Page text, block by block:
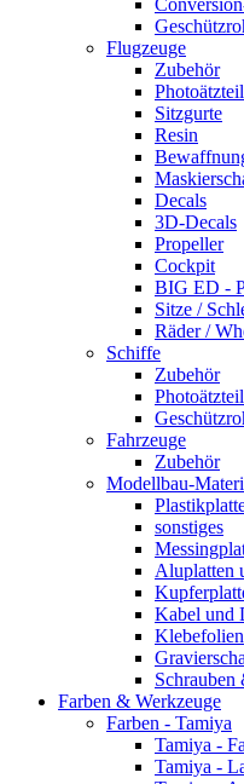
Flugzeuge
Zubehör
Sitzgurte
Resin
Decals
3D-Decals
Propeller
Cockpit
BIG ED -
Sitze /
Räder /
Schiffe
Zubehör
Fahrzeuge
Zubehör
Modellbau-
sonstiges
Aluplatten
Kabel und
Klebefolien
Farben & Werkzeuge
Farben - Tamiya
Tamiya -
Tamiya -